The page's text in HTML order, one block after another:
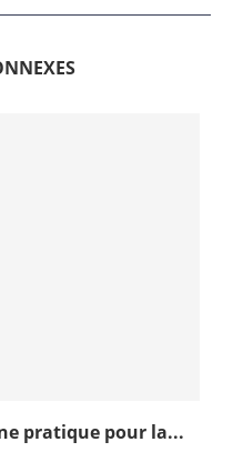
pratique pour la...